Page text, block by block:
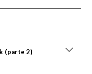
(parte 2)